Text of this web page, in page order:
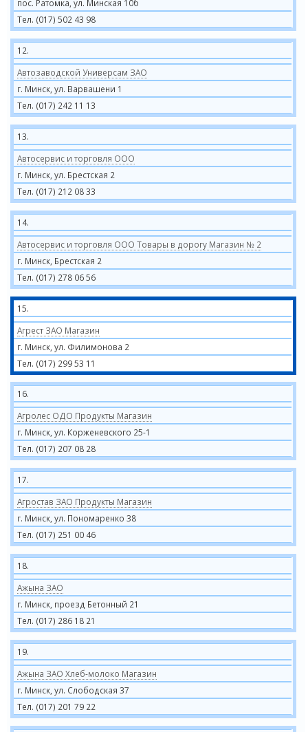
пос. Ратомка, ул. Минская 10б
Тел. (017) 502 43 98
12.
Автозаводской Универсам ЗАО
г. Минск, ул. Варвашени 1
Тел. (017) 242 11 13
13.
Автосервис и торговля ООО
г. Минск, ул. Брестская 2
Тел. (017) 212 08 33
14.
Автосервис и торговля ООО Товары в дорогу Магазин № 2
г. Минск, Брестская 2
Тел. (017) 278 06 56
15.
Агрест ЗАО Магазин
г. Минск, ул. Филимонова 2
Тел. (017) 299 53 11
16.
Агролес ОДО Продукты Магазин
г. Минск, ул. Корженевского 25-1
Тел. (017) 207 08 28
17.
Агростав ЗАО Продукты Магазин
г. Минск, ул. Пономаренко 38
Тел. (017) 251 00 46
18.
Ажына ЗАО
г. Минск, проезд Бетонный 21
Тел. (017) 286 18 21
19.
Ажына ЗАО Хлеб-молоко Магазин
г. Минск, ул. Слободская 37
Тел. (017) 201 79 22